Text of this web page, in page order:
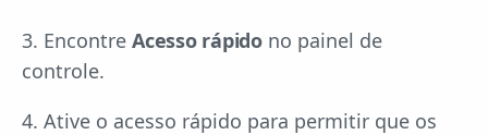
3. Encontre Acesso rápidono painel de
controle.
4. Ative o acesso rápido para permitir que os